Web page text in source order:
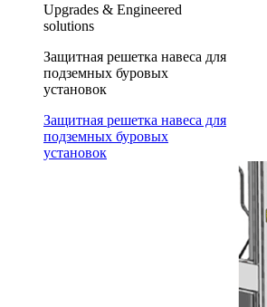
Upgrades & Engineered
solutions
Защитная решетка навеса для
подземных буровых
установок
Защитная решетка навеса для
подземных буровых
установок